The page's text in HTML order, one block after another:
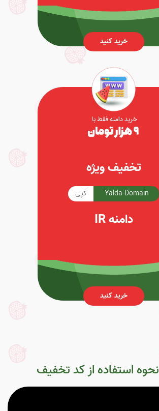
خرید کنید
تخفیف ویژه
Yalda-Domain کپی
دامنه IR
خرید کنید
نحوه استفاده از کد تخفیف